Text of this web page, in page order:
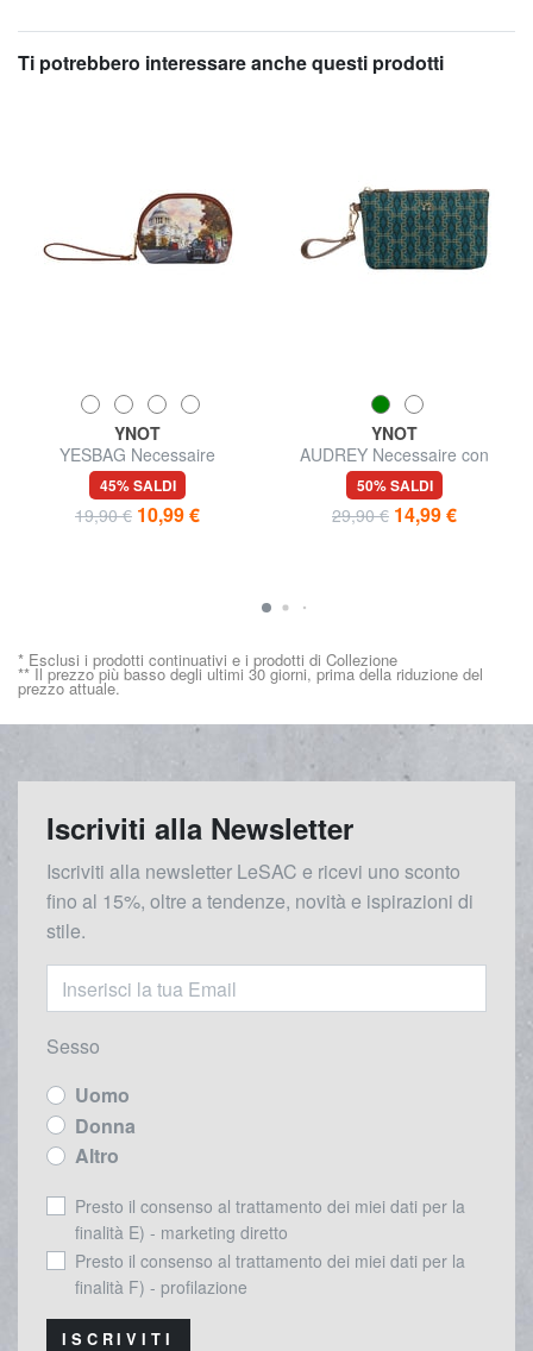
Ti potrebbero interessare anche questi prodotti
YNOT
YESBAG Necessaire
45% SALDI
19,90 € 10,99 €
YNOT
AUDREY Necessaire con
polsierina
50% SALDI
29,90 € 14,99 €
* Esclusi i prodotti continuativi e i prodotti di Collezione
** Il prezzo più basso degli ultimi 30 giorni, prima della riduzione del
prezzo attuale.
Iscriviti alla Newsletter
Iscriviti alla newsletter LeSAC e ricevi uno sconto
fino al 15%, oltre a tendenze, novità e ispirazioni di
stile.
Sesso
Uomo
Donna
Altro
Presto il consenso al trattamento dei miei dati per la
finalità E) - marketing diretto
Presto il consenso al trattamento dei miei dati per la
finalità F) - profilazione
ISCRIVITI